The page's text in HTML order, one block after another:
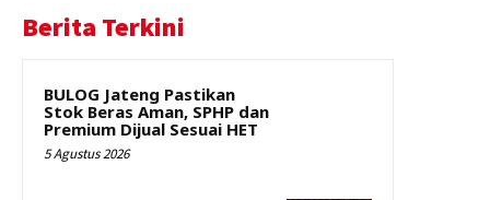
Berita Terkini
BULOG Jateng Pastikan
Stok Beras Aman, SPHP dan
Premium Dijual Sesuai HET
5 Agustus 2026